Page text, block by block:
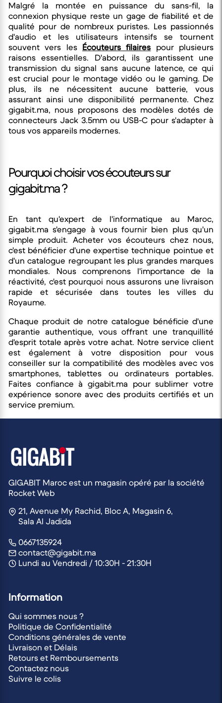
Malgré la montée en puissance du sans-fil, la
connexion physique reste un gage de fiabilité et de
qualité pour de nombreux puristes. Les passionnés
d'audio et les utilisateurs intensifs se tournent
souvent vers les Écouteurs filaires pour plusieurs
raisons essentielles. D'abord, ils garantissent une
transmission du signal sans aucune latence, ce qui
est crucial pour le montage vidéo ou le gaming. De
plus, ils ne nécessitent aucune batterie, vous
assurant ainsi une disponibilité permanente. Chez
gigabit.ma, nous proposons des modèles dotés de
connecteurs Jack 3.5mm ou USB-C pour s'adapter à
tous vos appareils modernes.
Pourquoi choisir vos écouteurs sur
gigabit.ma ?
En tant qu'expert de l'informatique au Maroc,
gigabit.ma s'engage à vous fournir bien plus qu'un
simple produit. Acheter vos écouteurs chez nous,
c'est bénéficier d'une expertise technique pointue et
d'un catalogue regroupant les plus grandes marques
mondiales. Nous comprenons l'importance de la
réactivité, c'est pourquoi nous assurons une livraison
rapide et sécurisée dans toutes les villes du
Royaume.
Chaque produit de notre catalogue bénéficie d'une
garantie authentique, vous offrant une tranquillité
d'esprit totale après votre achat. Notre service client
est également à votre disposition pour vous
conseiller sur la compatibilité des modèles avec vos
smartphones, tablettes ou ordinateurs portables.
Faites confiance à gigabit.ma pour sublimer votre
expérience sonore avec des produits certifiés et un
service premium.
GIGABIT Maroc est un magasin opéré par la société
Rocket Web
21, Avenue My Rachid, Bloc A, Magasin 6,
Sala Al Jadida
0667135924
contact@gigabit.ma
Lundi au Vendredi / 10:30H - 21:30H
Information
Qui sommes nous ?
Politique de Confidentialité
Conditions générales de vente
Livraison et Délais
Retours et Remboursements
Contactez nous
Suivre le colis